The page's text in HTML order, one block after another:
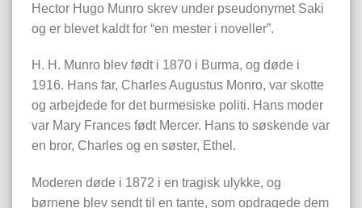
Hector Hugo Munro skrev under pseudonymet Saki
og er blevet kaldt for “en mester i noveller”.
H. H. Munro blev født i 1870 i Burma, og døde i
1916. Hans far, Charles Augustus Monro, var skotte
og arbejdede for det burmesiske politi. Hans moder
var Mary Frances født Mercer. Hans to søskende var
en bror, Charles og en søster, Ethel.
Moderen døde i 1872 i en tragisk ulykke, og
børnene blev sendt til en tante, som opdragede dem